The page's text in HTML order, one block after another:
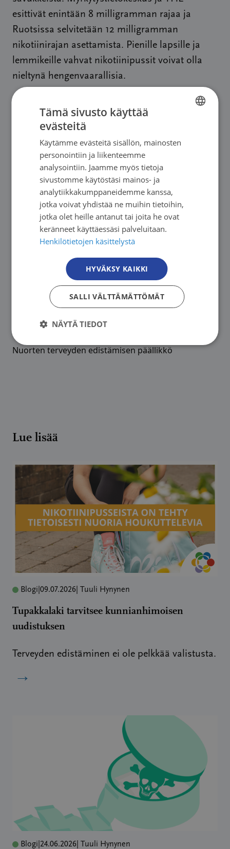
esittivät enintään 8 milligramman rajaa ja
Ruotsissa selvitetään 12 milligramman
nikotiinirajan asettamista. Pienille lapsille ja
lemmikeille vahvat nikotiinipussit voivat olla
nieltynä hengenvaarallisia.
Vetoan kansanedustajiimme: muutoksia voi
vielä tehdä. Makuaineita ei tule sallia
laskettava.
Tuuli Hynynen
Nuorten terveyden edistämisen päällikkö
Lue lisää
Blogi 09.07.2026 | Tuuli Hynynen
Tupakkalaki tarvitsee kunnianhimoisen
uudistuksen
Terveyden edistäminen ei ole pelkkää valistusta.
→
Blogi 24.06.2026 | Tuuli Hynynen
FINNISH
Tämä sivusto käyttää
evästeitä
Käytämme evästeitä sisällön, mainosten
personointiin ja liikenteemme
analysointiin. Jaamme myös tietoja
sivustomme käytöstäsi mainos- ja
analytiikkakumppaneidemme kanssa,
jotka voivat yhdistää ne muihin tietoihin,
jotka olet heille antanut tai joita he ovat
keränneet käyttäessäsi palveluitaan.
Henkilötietojen käsittelystä
HYVÄKSY KAIKKI
SALLI VÄLTTÄMÄTTÖMÄT
NÄYTÄ TIEDOT